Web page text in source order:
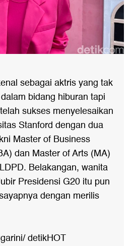
sebagai aktris yang tak
bidang hiburan tapi
sukses menyelesaikan
Stanford dengan dua
Master of Business
dan Master of Arts (MA)
Belakangan, wanita
Presidensi G20 itu pun
dengan merilis
detikHOT